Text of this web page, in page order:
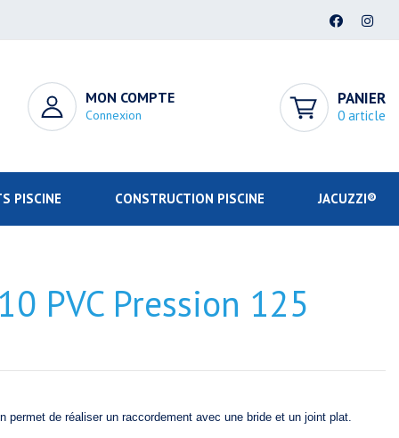
MON COMPTE
Connexion
PANIER
0 article
PISCINE CONSTRUCTION PISCINE JACUZZI®
PVC Pression 125
permet de réaliser un raccordement avec une bride et un joint plat.